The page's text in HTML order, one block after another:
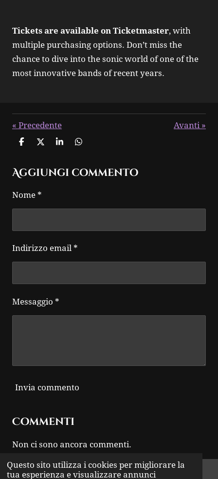
Questo sito utilizza i cookies per migliorare la
tua esperienza e visualizzare annunci
Tickets are available on Ticketmaster, with
multiple purchasing options. Don’t miss the
chance to dive into the sonic world of one of the
most innovative bands of recent years.
« Precedente Avanti »
C
d
i
i
d
C
d
d
C
d
d
C
d
d
Aggiungi commento
Nome *
Indirizzo email *
Messaggio *
Invia commento
Commenti
Non ci sono ancora commenti.
© 2024 - 2026 THUNDER ROCK